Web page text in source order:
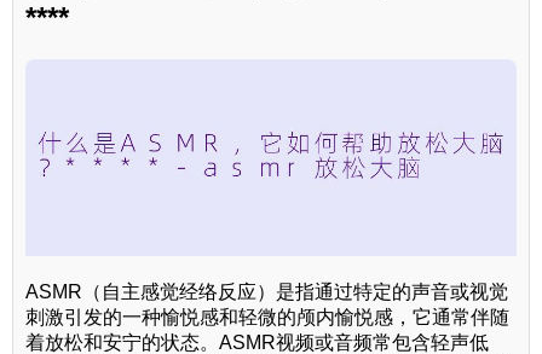
****
ASMR（自主感觉经络反应）是指通过特定的声音或视觉
刺激引发的一种愉悦感和轻微的颅内愉悦感，它通常伴随
着放松和安宁的状态。ASMR视频或音频常包含轻声低